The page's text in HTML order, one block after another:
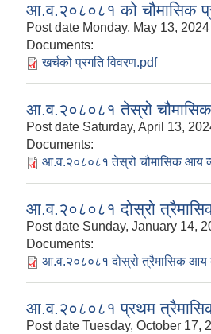
आ.व.२०८०८१ को चौमासिक
Post date Monday, May 13,
Documents:
खर्चको प्रगति विवरण.pdf
आ.व.२०८०८१ तेस्रो
Post date Saturday, April 13,
Documents:
आ.व.२०८०८१ तेस्रो चौमासिक आय
आ.व.२०८०८१ दोस्रो
Post date Sunday, January 14,
Documents:
आ.व.२०८०८१ दोस्रो त्रैमासिक आय
आ.व.२०८०८१ प्रथम
Post date Tuesday, October 17,